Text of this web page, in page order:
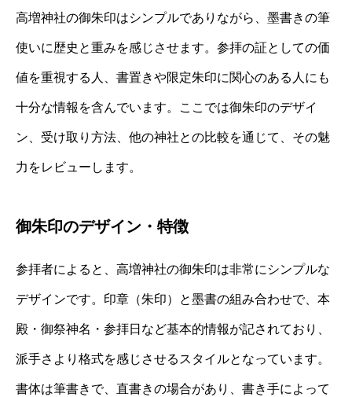
高増神社の御朱印はシンプルでありながら、墨書きの筆
使いに歴史と重みを感じさせます。参拝の証としての価
値を重視する人、書置きや限定朱印に関心のある人にも
十分な情報を含んでいます。ここでは御朱印のデザイ
ン、受け取り方法、他の神社との比較を通じて、その魅
力をレビューします。
御朱印のデザイン・特徴
参拝者によると、高増神社の御朱印は非常にシンプルな
デザインです。印章（朱印）と墨書の組み合わせで、本
殿・御祭神名・参拝日など基本的情報が記されており、
派手さより格式を感じさせるスタイルとなっています。
書体は筆書きで、直書きの場合があり、書き手によって